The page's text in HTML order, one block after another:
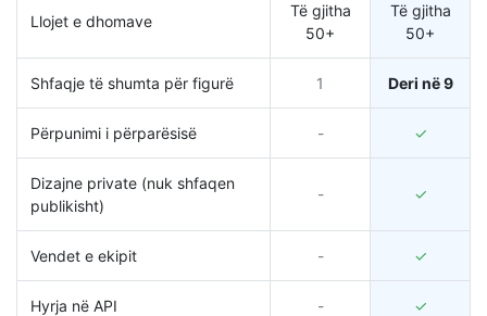
Llojet e dhomave
Të gjitha
50+
Të gjitha
50+
Shfaqje të shumta për figurë 1 Deri në 9
Përpunimi i përparësisë - ✓
Dizajne private (nuk shfaqen
publikisht)
- ✓
Vendet e ekipit - ✓
Hyrja në API - ✓